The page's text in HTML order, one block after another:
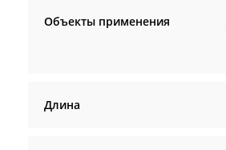
Объекты применения
Длина